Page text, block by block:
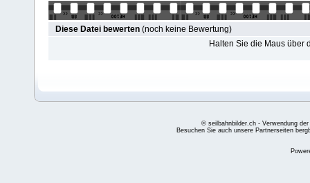
Diese Datei bewerten (noch keine Bewertung)
Halten Sie die Maus über
© seilbahnbilder.ch - Verwendung
Besuchen Sie auch unsere Partnerseiten